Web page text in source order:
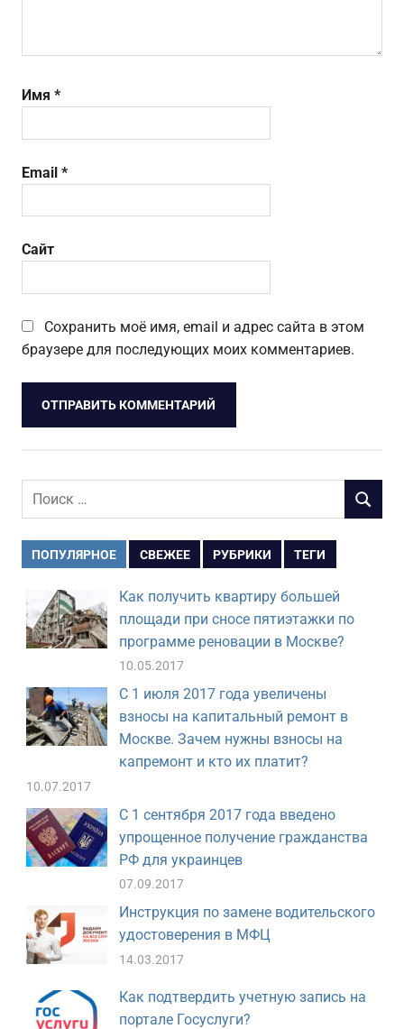
Имя *
Email *
Сайт
Сохранить моё имя, email и адрес сайта в этом
браузере для последующих моих комментариев.
Поиск
ПОИСК
ПОПУЛЯРНОЕ СВЕЖЕЕ РУБРИКИ ТЕГИ
Как получить квартиру большей
площади при сносе пятиэтажки по
программе реновации в Москве?
10.05.2017
С 1 июля 2017 года увеличены
взносы на капитальный ремонт в
Москве. Зачем нужны взносы на
капремонт и кто их платит?
10.07.2017
С 1 сентября 2017 года введено
упрощенное получение гражданства
РФ для украинцев
07.09.2017
Инструкция по замене водительского
удостоверения в МФЦ
14.03.2017
Как подтвердить учетную запись на
портале Госуслуги?